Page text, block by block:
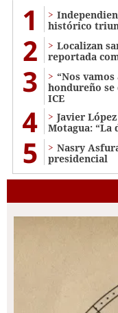
1
histórico
2
Localizan
reportada
3
“Nos
hondureño
ICE
4
Javier
Motagua: “La
5
Nasry
presidencial